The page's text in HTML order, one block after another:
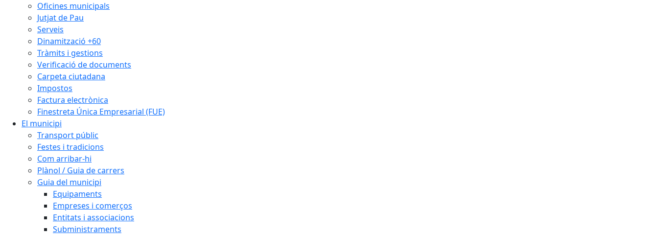
Oficines municipals
Jutjat de Pau
Serveis
Dinamització +60
Tràmits i gestions
Verificació de documents
Carpeta ciutadana
Impostos
Factura electrònica
Finestreta Única Empresarial (FUE)
El municipi
Transport públic
Festes i tradicions
Com arribar-hi
Plànol / Guia de carrers
Guia del municipi
Equipaments
Empreses i comerços
Entitats i associacions
Subministraments